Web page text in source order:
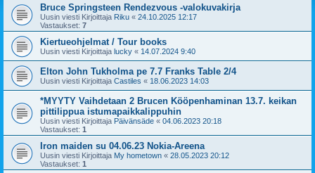
Bruce Springsteen Rendezvous -valokuvakirja
Uusin viesti Kirjoittaja Riku « 24.10.2025 12:17
Vastaukset: 7
Kiertueohjelmat / Tour books
Uusin viesti Kirjoittaja lucky « 14.07.2024 9:40
Elton John Tukholma pe 7.7 Franks Table 2/4
Uusin viesti Kirjoittaja Castiles « 18.06.2023 14:03
*MYYTY Vaihdetaan 2 Brucen Kööpenhaminan 13.7. keikan
pittilippua istumapaikkalippuhin
Uusin viesti Kirjoittaja Päivänsäde « 04.06.2023 20:18
Vastaukset: 1
Iron maiden su 04.06.23 Nokia-Areena
Uusin viesti Kirjoittaja My hometown « 28.05.2023 20:12
Vastaukset: 1